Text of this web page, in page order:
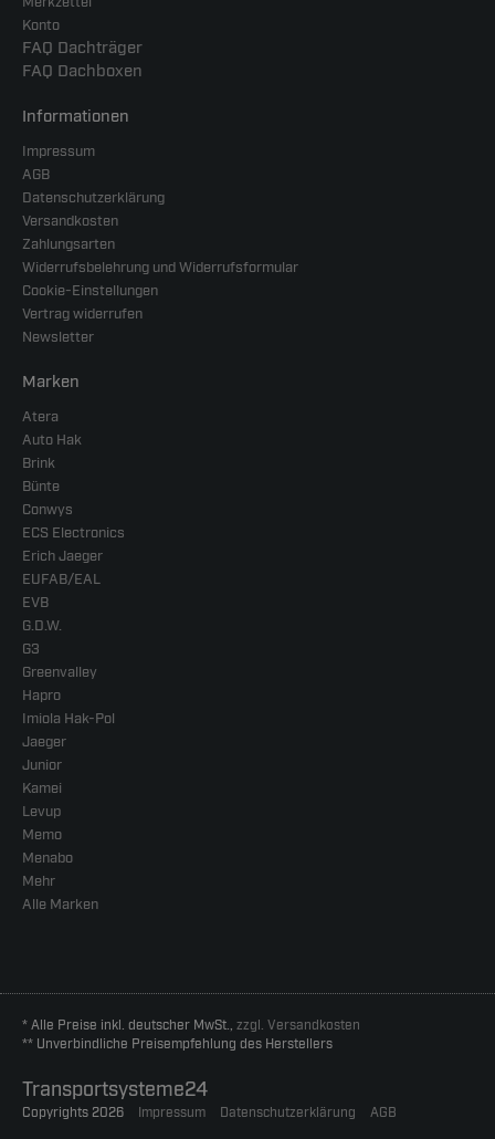
Konto
FAQ Dachträger
FAQ Dachboxen
Informationen
Impressum
AGB
Datenschutzerklärung
Versandkosten
Zahlungsarten
Widerrufsbelehrung und Widerrufsformular
Cookie-Einstellungen
Vertrag widerrufen
Newsletter
Marken
Atera
Auto Hak
Brink
Bünte
Conwys
ECS Electronics
Erich Jaeger
EUFAB/EAL
EVB
G.D.W.
G3
Greenvalley
Hapro
Imiola Hak-Pol
Jaeger
Junior
Kamei
Levup
Memo
Menabo
Mehr
Alle Marken
* Alle Preise inkl. deutscher MwSt., zzgl. Versandkosten
** Unverbindliche Preisempfehlung des Herstellers
Transportsysteme24
Copyrights 2026 Impressum Datenschutzerklärung AGB